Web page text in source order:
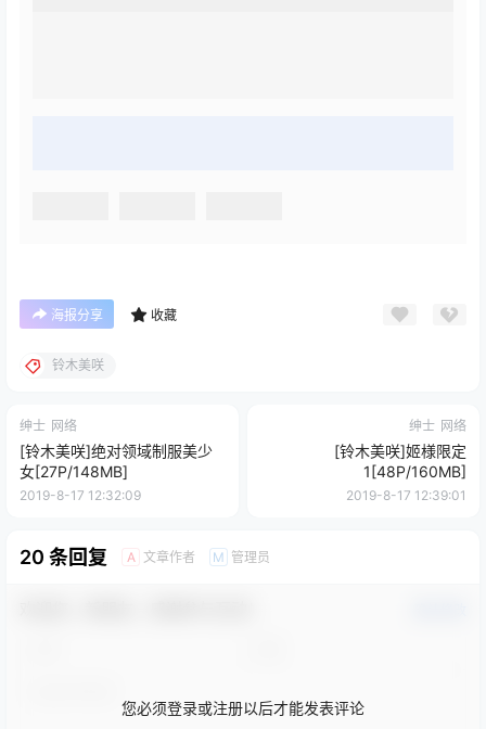
海报分享 收藏
铃木美咲
绅士 网络
[铃木美咲]绝对领域制服美少
女[27P/148MB]
2019-8-17 12:32:09
绅士 网络
[铃木美咲]姬様限定
1[48P/160MB]
2019-8-17 12:39:01
20 条回复 A 文章作者 M 管理员
您必须登录或注册以后才能发表评论